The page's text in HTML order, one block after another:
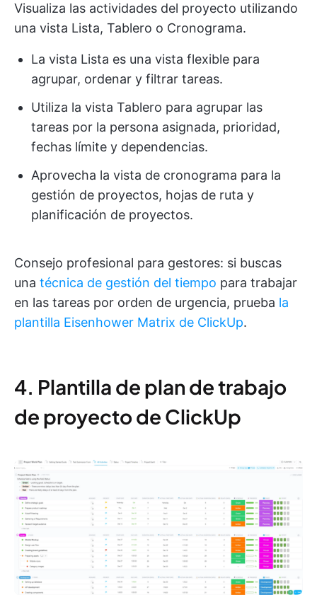
Visualiza las actividades del proyecto utilizando
una vista Lista, Tablero o Cronograma.
La vista Lista es una vista flexible para
agrupar, ordenar y filtrar tareas.
Utiliza la vista Tablero para agrupar las
tareas por la persona asignada, prioridad,
fechas límite y dependencias.
Aprovecha la vista de cronograma para la
gestión de proyectos, hojas de ruta y
planificación de proyectos.
Consejo profesional para gestores: si buscas
una técnica de gestión del tiempo para trabajar
en las tareas por orden de urgencia, prueba la
plantilla Eisenhower Matrix de ClickUp.
4. Plantilla de plan de trabajo
de proyecto de ClickUp